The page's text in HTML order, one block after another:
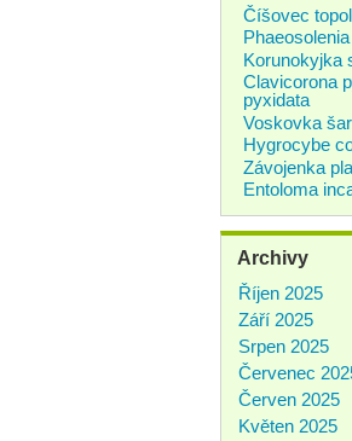
Číšovec
Korunokyjka
Clavicorona
pyxidata
Voskovka
Hygrocybe
Závojenka
Entoloma
Archivy
Říjen 2025
Září 2025
Srpen 2025
Červenec
Červen 2025
Květen 2025